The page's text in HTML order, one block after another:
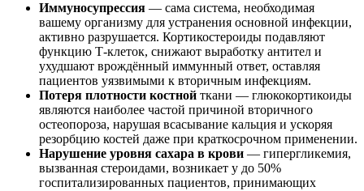
Иммуносупрессия — сама система, необходимая
вашему организму для устранения основной инфекции,
активно разрушается. Кортикостероиды подавляют
функцию Т-клеток, снижают выработку антител и
ухудшают врождённый иммунный ответ, оставляя
пациентов уязвимыми к вторичным инфекциям.
Потеря плотности костной ткани — глюкокортикоиды
являются наиболее частой причиной вторичного
остеопороза, нарушая всасывание кальция и ускоряя
резорбцию костей даже при краткосрочном применении.
Нарушение уровня сахара в крови — гипергликемия,
вызванная стероидами, возникает у до 50%
госпитализированных пациентов, принимающих